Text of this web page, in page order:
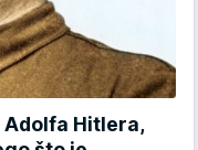
Adolfa Hitlera,